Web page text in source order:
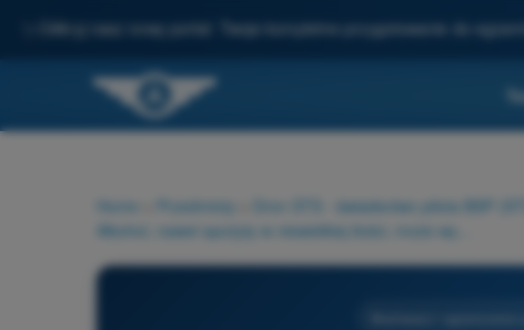
Odkryj nasz nowy portal: Twoje kompletne przygotowanie do
Home Przedmioty Dron STS - świadectwo pilota BSP